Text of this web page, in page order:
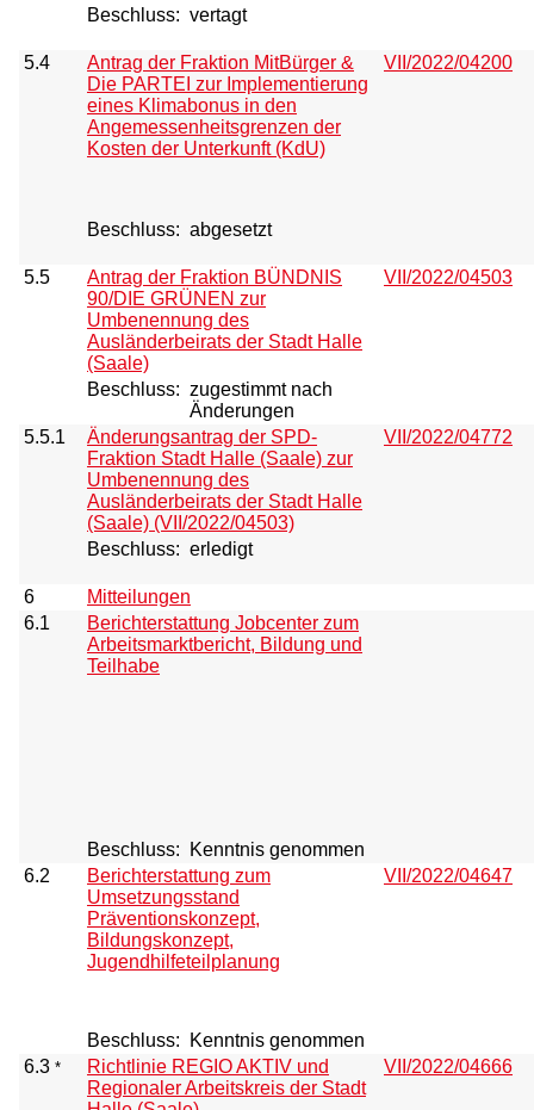
Beschluss: vertagt
5.4
Antrag der Fraktion MitBürger &
Die PARTEI zur Implementierung
eines Klimabonus in den
Angemessenheitsgrenzen der
Kosten der Unterkunft (KdU)
VII/2022/04200
Beschluss: abgesetzt
5.5
Antrag der Fraktion BÜNDNIS
90/DIE GRÜNEN zur
Umbenennung des
Ausländerbeirats der Stadt Halle
(Saale)
VII/2022/04503
Beschluss: zugestimmt nach
Änderungen
5.5.1
Änderungsantrag der SPD-
Fraktion Stadt Halle (Saale) zur
Umbenennung des
Ausländerbeirats der Stadt Halle
(Saale) (VII/2022/04503)
VII/2022/04772
Beschluss: erledigt
6
Mitteilungen
6.1
Berichterstattung Jobcenter zum
Arbeitsmarktbericht, Bildung und
Teilhabe
Beschluss:
Kenntnis genommen
6.2
Berichterstattung zum
Umsetzungsstand
Präventionskonzept,
Bildungskonzept,
Jugendhilfeteilplanung
VII/2022/04647
Beschluss:
Kenntnis genommen
6.3 *
Richtlinie REGIO AKTIV und
Regionaler Arbeitskreis der Stadt
VII/2022/04666